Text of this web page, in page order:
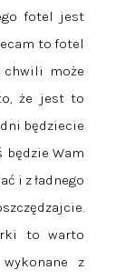
fotel jest
to fotel
chwili może
że jest to
będziecie
będzie Wam
i z ładnego
to warto
z